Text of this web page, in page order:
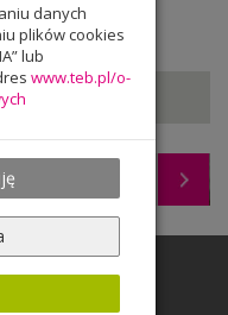
danych
plików cookies
lub
www.teb.pl/o-
klas drugich